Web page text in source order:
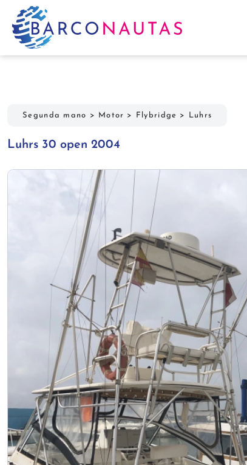
Segunda mano > Motor > Flybridge > Luhrs
Luhrs 30 open 2004